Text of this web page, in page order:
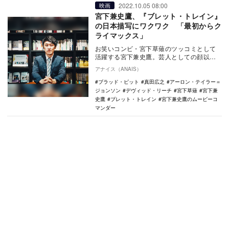
映画 2022.10.05 08:00
宮下兼史鷹、『ブレット・トレイン』
の日本描写にワクワク 「最初からク
ライマックス」
お笑いコンビ・宮下草薙のツッコミとして
活躍する宮下兼史鷹。芸人としての顔以外
集が趣味、サブ…
アナイス（ANAIS）
ブラッド・ピット
真田広之
アーロン・テイラー＝
ジョンソン
デヴィッド・リーチ 宮下草薙
宮下兼
史鷹
ブレット・トレイン
宮下兼史鷹のムービーコ
マンダー